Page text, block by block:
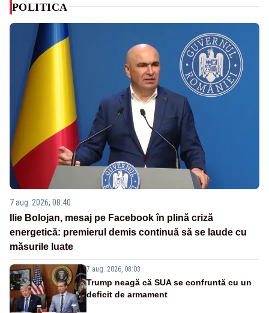
POLITICA
7 aug. 2026, 08:40
Ilie Bolojan, mesaj pe Facebook în plină criză
energetică: premierul demis continuă să se laude cu
măsurile luate
7 aug. 2026, 08:03
Trump neagă că SUA se confruntă cu un
deficit de armament